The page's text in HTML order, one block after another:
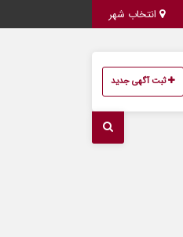
ثبت آگهی جدید